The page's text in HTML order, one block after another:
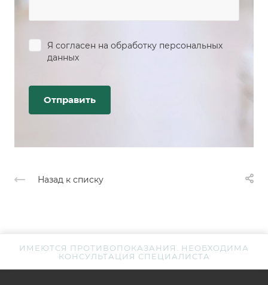
Я согласен на обработку персональных
данных
Назад к списку
ИМЕЮТСЯ ПРОТИВОПОКАЗАНИЯ. НЕОБХОДИМА
КОНСУЛЬТАЦИЯ СПЕЦИАЛИСТА